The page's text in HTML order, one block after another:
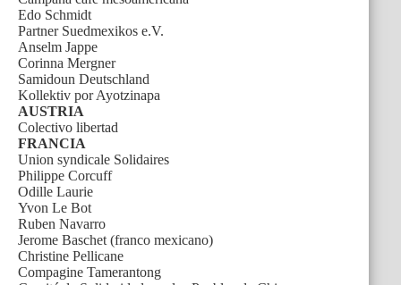
Edo Schmidt
Partner Suedmexikos e.V.
Anselm Jappe
Corinna Mergner
Samidoun Deutschland
Kollektiv por Ayotzinapa
AUSTRIA
Colectivo libertad
FRANCIA
Union syndicale Solidaires
Philippe Corcuff
Odille Laurie
Yvon Le Bot
Ruben Navarro
Jerome Baschet (franco mexicano)
Christine Pellicane
Compagine Tamerantong